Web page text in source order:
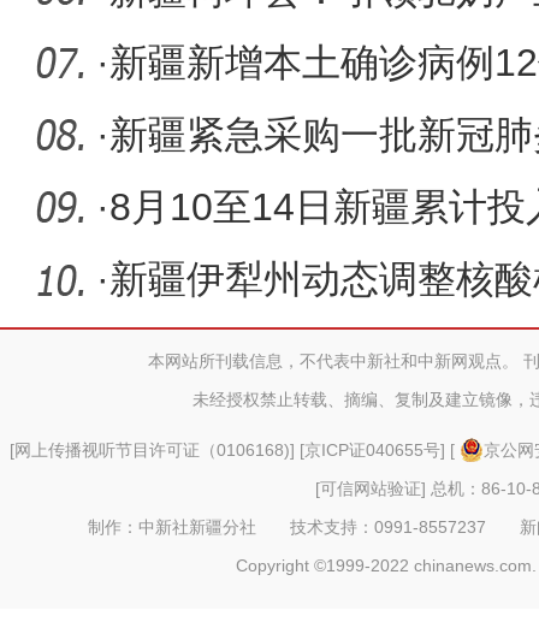
牧民增收
·新疆新增本土确诊病例
感染者2
·新疆紧急采购一批新冠
夫定片投
·8月10至14日新疆累计
辆 运输物
·新疆伊犁州动态调整核
阳”力争
本网站所刊载信息，不代表中新社和中新网观点。
未经授权禁止转载、摘编、复制及建立镜像，
[网上传播视听节目许可证（0106168)] [京ICP证040655号] [
京公
[可信网站验证] 总机：86-10-
制作：中新社新疆分社 技术支持：0991-8557237
Copyright ©1999-2022